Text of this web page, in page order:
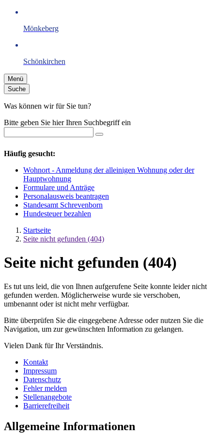
Mönkeberg
Schönkirchen
Menü
Suche
Was können wir für Sie tun?
Bitte geben Sie hier Ihren Suchbegriff ein
Häufig gesucht:
Wohnort - Anmeldung der alleinigen Wohnung oder der
Hauptwohnung
Formulare und Anträge
Personalausweis beantragen
Standesamt Schrevenborn
Hundesteuer bezahlen
Startseite
Seite nicht gefunden (404)
Seite nicht gefunden (404)
Es tut uns leid, die von Ihnen aufgerufene Seite konnte leider nicht
gefunden werden. Möglicherweise wurde sie verschoben,
umbenannt oder ist nicht mehr verfügbar.
Bitte überprüfen Sie die eingegebene Adresse oder nutzen Sie die
Navigation, um zur gewünschten Information zu gelangen.
Vielen Dank für Ihr Verständnis.
Kontakt
Impressum
Datenschutz
Fehler melden
Stellenangebote
Barrierefreiheit
Allgemeine Informationen